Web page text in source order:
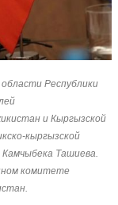
Республики
и Кыргызской
кыргызской
Ташиева.
комитете